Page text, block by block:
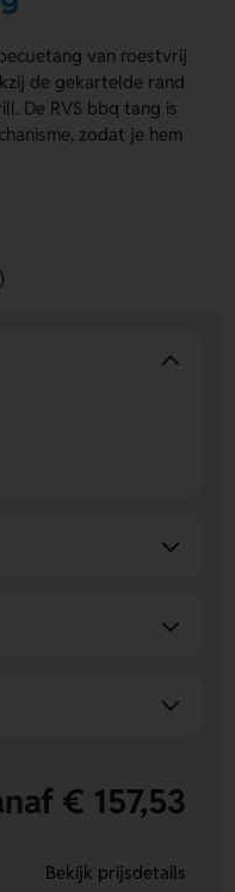
van roestvrij
de gekartelde rand
De RVS bbq tang is
zodat je hem
voor een gravure of
tang
€ 157,53
Bekijk prijsdetails